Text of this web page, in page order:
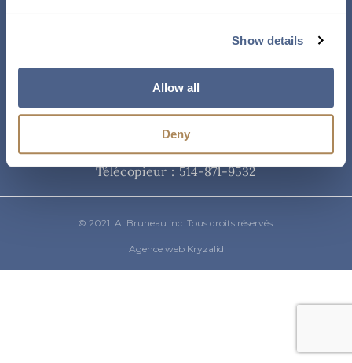
Show details
Allow all
Deny
Téléphone
514-871-9821/ 1-800-361-8487
Télécopieur : 514-871-9532
© 2021. A. Bruneau inc. Tous droits réservés.
Agence web Kryzalid